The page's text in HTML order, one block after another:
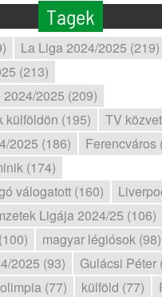
Tagek
La Liga 2024/2025 (219)
(213)
2025 (209)
külföldön (195)
TV
2025 (186)
Ferencváros
(174)
válogatott (160)
Ligája 2024/25 (106)
magyar légiósok (98)
2025 (93)
Gulácsi Péter
(77)
külföld (77)